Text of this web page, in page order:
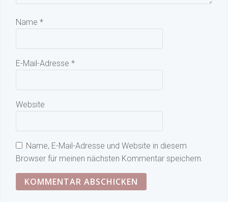
Name *
E-Mail-Adresse *
Website
Name, E-Mail-Adresse und Website in diesem
Browser für meinen nächsten Kommentar speichern.